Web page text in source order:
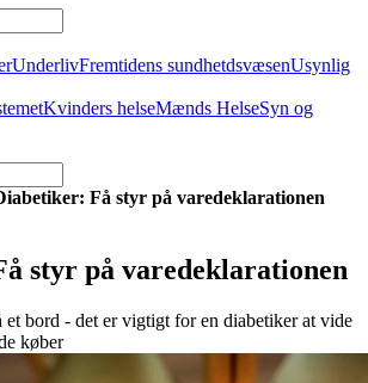
UnderlivFremtidens sundhetdsvæsenUsynlig
Kvinders helseMænds HelseSyn og
Få styr på varedeklarationen
styr på varedeklarationen